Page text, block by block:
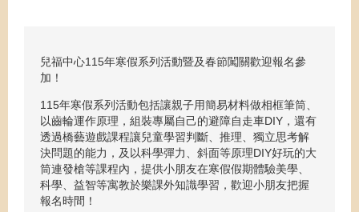
兒福中心115年寒假系列活動暨及春節闖關歡迎報名參
加！
115年寒假系列活動包括讓親子用簡易材料做相框筆筒、
以齒輪運作原理，組裝專屬自己的避障自走車DIY，還有
透過橋藝遊戲課程讓兒童學習判斷、推理、獨立思考解
決問題的能力，及以科學彈力、斜面等原理DIY好玩的大
筒連發槍等課程內，提供小朋友在寒假假期體驗美學、
科學、益智等寓教於樂課外知識學習，歡迎小朋友把握
報名時間！